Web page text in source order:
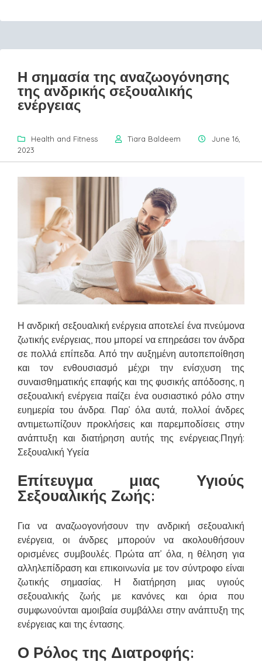
Η σημασία της αναζωογόνησης
της ανδρικής σεξουαλικής
ενέργειας
Health and Fitness Tiara Baldeem
June 16,
2023
Η ανδρική σεξουαλική ενέργεια αποτελεί ένα πνεύμονα
ζωτικής ενέργειας, που μπορεί να επηρεάσει τον άνδρα
σε πολλά επίπεδα. Από την αυξημένη αυτοπεποίθηση
και τον ενθουσιασμό μέχρι την ενίσχυση της
συναισθηματικής επαφής και της φυσικής απόδοσης, η
σεξουαλική ενέργεια παίζει ένα ουσιαστικό ρόλο στην
ευημερία του άνδρα. Παρ’ όλα αυτά, πολλοί άνδρες
αντιμετωπίζουν προκλήσεις και παρεμποδίσεις στην
ανάπτυξη και διατήρηση αυτής της ενέργειας.Πηγή:
Σεξουαλική Υγεία
Επίτευγμα μιας Υγιούς
Σεξουαλικής Ζωής:
Για να αναζωογονήσουν την ανδρική σεξουαλική
ενέργεια, οι άνδρες μπορούν να ακολουθήσουν
ορισμένες συμβουλές. Πρώτα απ’ όλα, η θέληση για
αλληλεπίδραση και επικοινωνία με τον σύντροφο είναι
ζωτικής σημασίας. Η διατήρηση μιας υγιούς
σεξουαλικής ζωής με κανόνες και όρια που
συμφωνούνται αμοιβαία συμβάλλει στην ανάπτυξη της
ενέργειας και της έντασης.
Ο Ρόλος της Διατροφής: